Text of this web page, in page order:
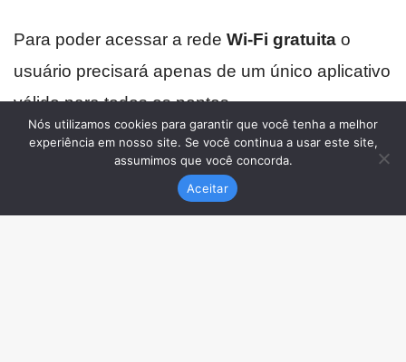
Nós utilizamos cookies para garantir que você tenha a melhor
experiência em nosso site. Se você continua a usar este site,
assumimos que você concorda.
Aceitar